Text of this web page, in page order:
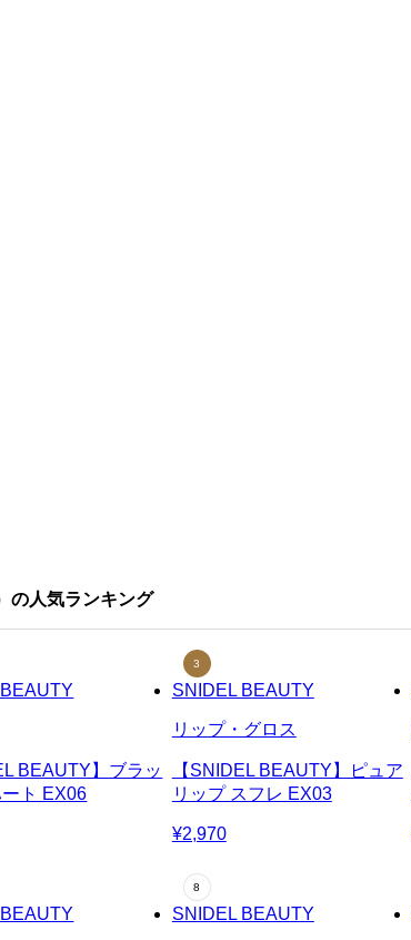
の人気ランキング
BEAUTY】ブラッ
ト EX06
SNIDEL BEAUTY
リップ・グロス
【SNIDEL BEAUTY】ピュア
リップ スフレ EX03
¥2,970
SNIDEL BEAUTY